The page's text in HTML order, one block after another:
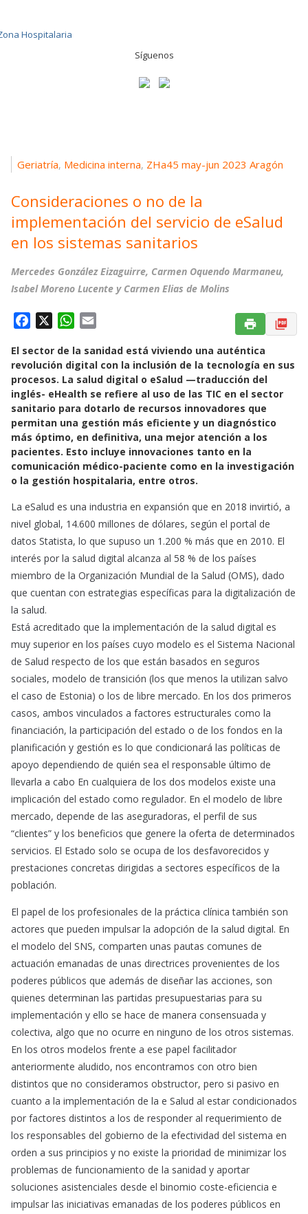
Síguenos
Geriatría, Medicina interna, ZHa45 may-jun 2023 Aragón
Consideraciones o no de la
implementación del servicio de eSalud
en los sistemas sanitarios
Mercedes González Eizaguirre, Carmen Oquendo Marmaneu,
Isabel Moreno Lucente y Carmen Elias de Molins
c
e
b
o
o
k
W
a
t
s
A
p
p
a
i
l
El sector de la sanidad está viviendo una auténtica
revolución digital con la inclusión de la tecnología en sus
procesos. La salud digital o eSalud —traducción del
inglés- eHealth se refiere al uso de las TIC en el sector
sanitario para dotarlo de recursos innovadores que
permitan una gestión más eficiente y un diagnóstico
más óptimo, en definitiva, una mejor atención a los
pacientes. Esto incluye innovaciones tanto en la
comunicación médico-paciente como en la investigación
o la gestión hospitalaria, entre otros.
La eSalud es una industria en expansión que en 2018 invirtió, a
nivel global, 14.600 millones de dólares, según el portal de
datos Statista, lo que supuso un 1.200 % más que en 2010. El
interés por la salud digital alcanza al 58 % de los países
miembro de la Organización Mundial de la Salud (OMS), dado
que cuentan con estrategias específicas para la digitalización de
la salud.
Está acreditado que la implementación de la salud digital es
muy superior en los países cuyo modelo es el Sistema Nacional
de Salud respecto de los que están basados en seguros
sociales, modelo de transición (los que menos la utilizan salvo
el caso de Estonia) o los de libre mercado. En los dos primeros
casos, ambos vinculados a factores estructurales como la
financiación, la participación del estado o de los fondos en la
planificación y gestión es lo que condicionará las políticas de
apoyo dependiendo de quién sea el responsable último de
llevarla a cabo En cualquiera de los dos modelos existe una
implicación del estado como regulador. En el modelo de libre
mercado, depende de las aseguradoras, el perfil de sus
“clientes” y los beneficios que genere la oferta de determinados
servicios. El Estado solo se ocupa de los desfavorecidos y
prestaciones concretas dirigidas a sectores específicos de la
población.
El papel de los profesionales de la práctica clínica también son
actores que pueden impulsar la adopción de la salud digital. En
el modelo del SNS, comparten unas pautas comunes de
actuación emanadas de unas directrices provenientes de los
poderes públicos que además de diseñar las acciones, son
quienes determinan las partidas presupuestarias para su
implementación y ello se hace de manera consensuada y
colectiva, algo que no ocurre en ninguno de los otros sistemas.
En los otros modelos frente a ese papel facilitador
anteriormente aludido, nos encontramos con otro bien
distintos que no consideramos obstructor, pero si pasivo en
cuanto a la implementación de la e Salud al estar condicionados
por factores distintos a los de responder al requerimiento de
los responsables del gobierno de la efectividad del sistema en
orden a sus principios y no existe la prioridad de minimizar los
problemas de funcionamiento de la sanidad y aportar
soluciones asistenciales desde el binomio coste-eficiencia e
impulsar las iniciativas emanadas de los poderes públicos en